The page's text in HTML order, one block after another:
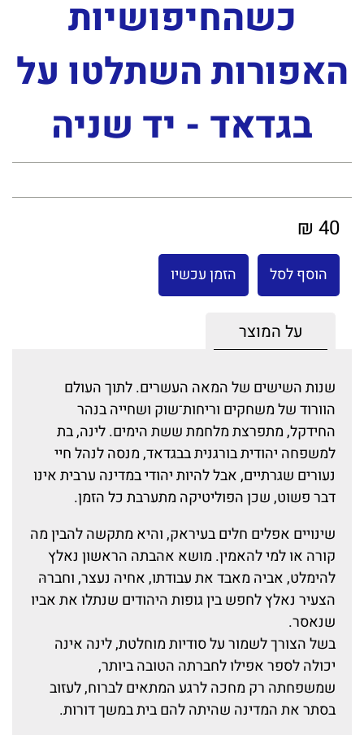
כשהחיפושיות
האפורות השתלטו על
בגדאד - יד שניה
40 ₪
הוסף לסל הזמן עכשיו
על המוצר
שנות השישים של המאה העשרים. לתוך העולם
הוורוד של משחקים וריחות־שוק ושחייה בנהר
החידקל, מתפרצת מלחמת ששת הימים. לינה, בת
למשפחה יהודית בורגנית בבגדאד, מנסה לנהל חיי
נעורים שגרתיים, אבל להיות יהודי במדינה ערבית אינו
דבר פשוט, שכן הפוליטיקה מתערבת כל הזמן.
שינויים אפלים חלים בעיראק, והיא מתקשה להבין מה
קורה או למי להאמין. מושא אהבתה הראשון נאלץ
להימלט, אביה מאבד את עבודתו, אחיה נעצר, וחברהּ
הצעיר נאלץ לחפש בין גופות היהודים שנתלו את אביו
שנאסר.
בשל הצורך לשמור על סודיות מוחלטת, לינה אינה
יכולה לספר אפילו לחברתה הטובה ביותר,
שמשפחתה רק מחכה לרגע המתאים לברוח, לעזוב
בסתר את המדינה שהיתה להם בית במשך דורות.